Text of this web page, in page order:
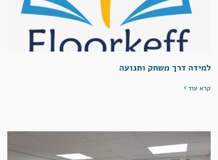
למידה דרך משחק ותנועה
קרא עוד